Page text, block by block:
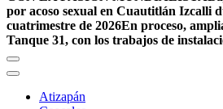
por acoso sexual en Cuautitlán Izcalli
cuatrimestre de 2026En proceso,
Tanque 31, con los trabajos de
Atizapán